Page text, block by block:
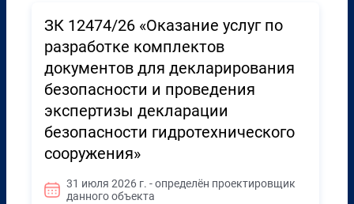
ЗК 12474/26 «Оказание услуг по
разработке комплектов
документов для декларирования
безопасности и проведения
экспертизы декларации
безопасности гидротехнического
сооружения»
31 июля 2026 г. - определён проектировщик
данного объекта